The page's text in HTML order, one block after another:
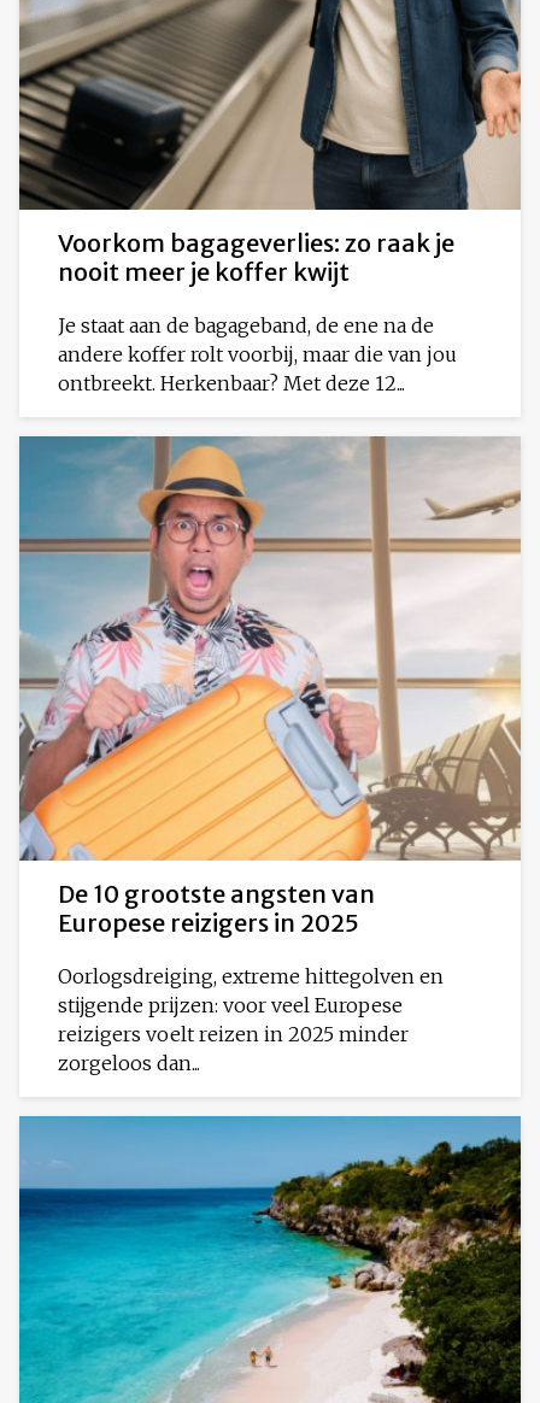
Voorkom bagageverlies: zo raak je
nooit meer je koffer kwijt
Je staat aan de bagageband, de ene na de
andere koffer rolt voorbij, maar die van jou
ontbreekt. Herkenbaar? Met deze 12...
De 10 grootste angsten van
Europese reizigers in 2025
Oorlogsdreiging, extreme hittegolven en
stijgende prijzen: voor veel Europese
reizigers voelt reizen in 2025 minder
zorgeloos dan...